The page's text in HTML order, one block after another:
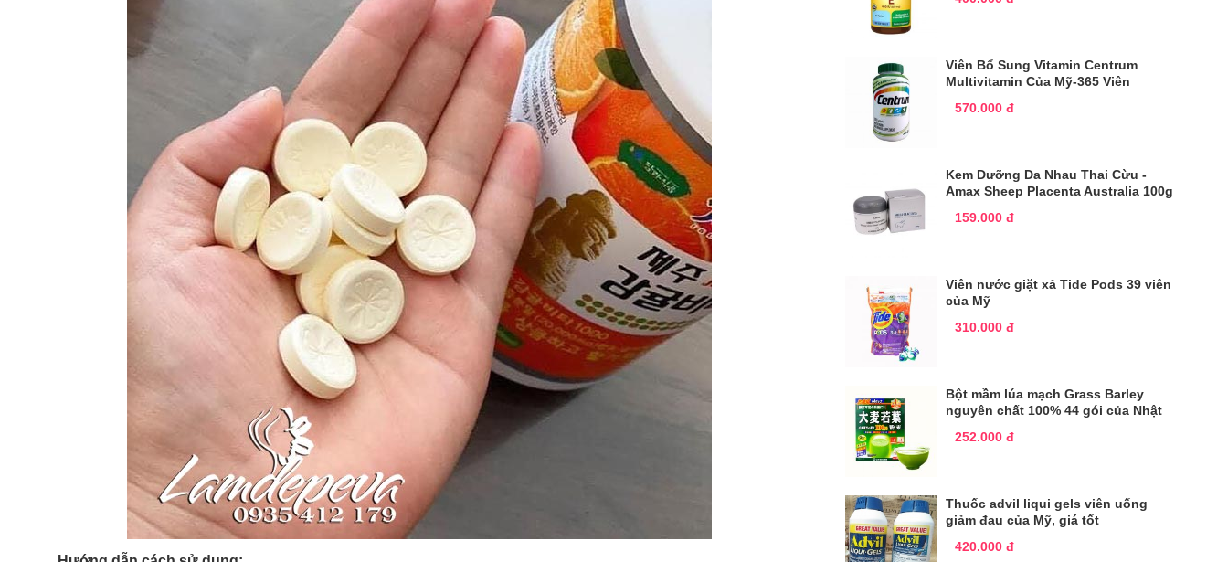
Viên Bổ Sung Vitamin Centrum
Multivitamin Của Mỹ-365 Viên
570.000 đ
Kem Dưỡng Da Nhau Thai Cừu -
Amax Sheep Placenta Australia 100g
159.000 đ
Viên nước giặt xả Tide Pods 39 viên
của Mỹ
310.000 đ
Bột mầm lúa mạch Grass Barley
nguyên chất 100% 44 gói của Nhật
252.000 đ
Thuốc advil liqui gels viên uống
giảm đau của Mỹ, giá tốt
420.000 đ